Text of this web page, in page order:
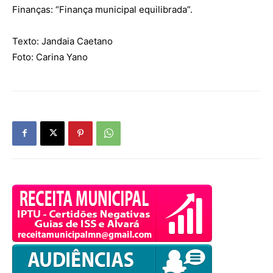
Finanças: “Finança municipal equilibrada”.
Texto: Jandaia Caetano
Foto: Carina Yano